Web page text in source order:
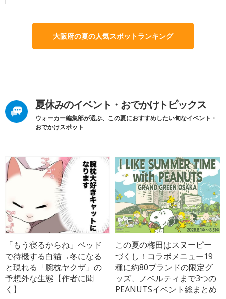
大阪府の夏の人気スポットランキング
夏休みのイベント・おでかけトピックス
ウォーカー編集部が選ぶ、この夏におすすめしたい旬なイベント・
おでかけスポット
「もう寝るからね」ベッド
で待機する白猫→冬になる
と現れる「腕枕ヤクザ」の
予想外な生態【作者に聞
く】
この夏の梅田はスヌーピー
づくし！コラボメニュー19
種に約80ブランドの限定グ
ッズ、ノベルティまで3つの
PEANUTSイベント総まとめ